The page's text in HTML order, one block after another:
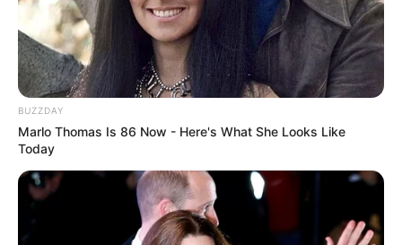
BUZZDAY
Marlo Thomas Is 86 Now - Here's What She Looks Like
Today